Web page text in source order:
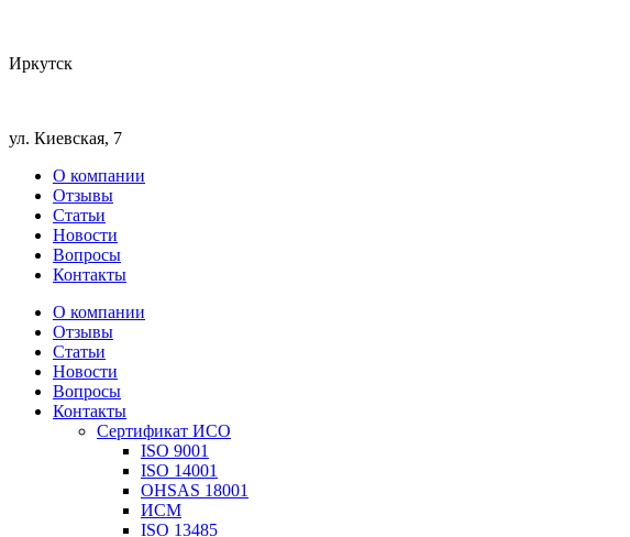
Иркутск
ул. Киевская, 7
О компании
Отзывы
Статьи
Новости
Вопросы
Контакты
О компании
Отзывы
Статьи
Новости
Вопросы
Контакты
Сертификат ИСО
ISO 9001
ISO 14001
OHSAS 18001
ИСМ
ISO 13485